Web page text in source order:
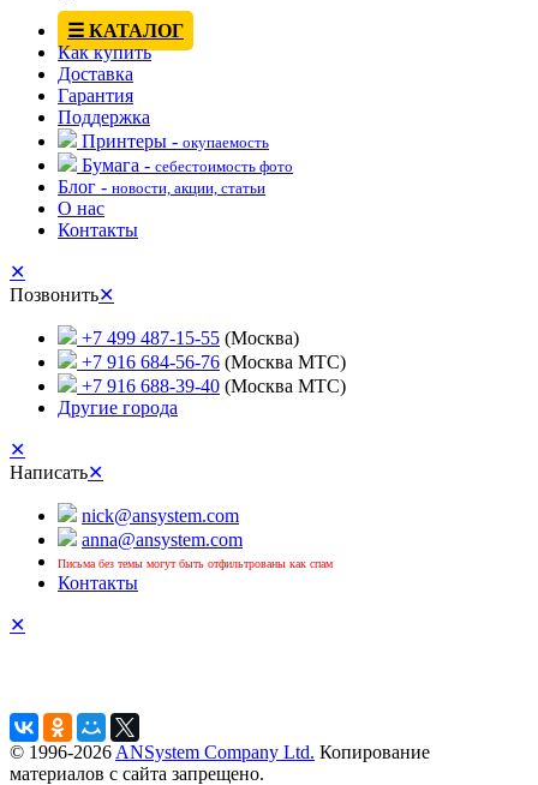
☰ КАТАЛОГ
Как купить
Доставка
Гарантия
Поддержка
Принтеры - окупаемость
Бумага - себестоимость фото
Блог - новости, акции, статьи
О нас
Контакты
✕
Позвонить✕
+7 499 487-15-55 (Москва)
+7 916 684-56-76 (Москва МТС)
+7 916 688-39-40 (Москва МТС)
Другие города
✕
Написать✕
nick@ansystem.com
anna@ansystem.com
Письма без темы могут быть отфильтрованы как спам
Контакты
✕
© 1996-2026 ANSystem Company Ltd. Копирование
материалов с сайта запрещено.